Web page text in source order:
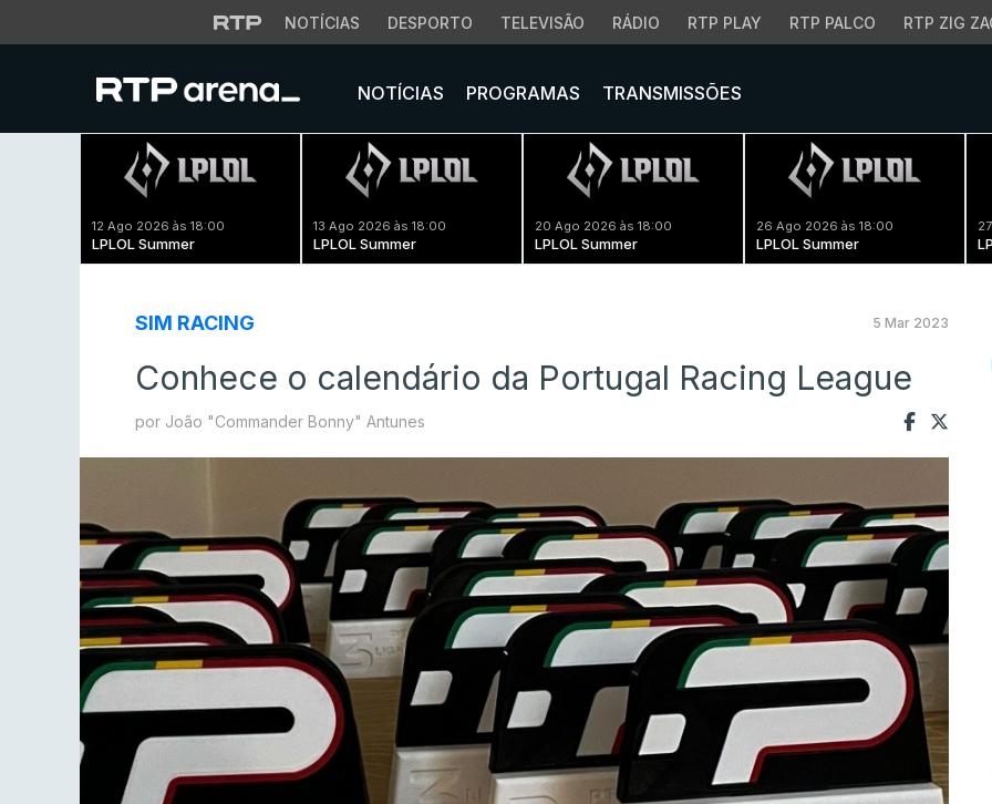
NOTÍCIAS DESPORTO TELEVISÃO RÁDIO RTP PLAY RTP PALCO RTP ZIG
NOTÍCIAS PROGRAMAS TRANSMISSÕES
12 Ago 2026 às 18:00
LPLOL Summer
13 Ago 2026 às 18:00
LPLOL Summer
20 Ago 2026 às 18:00
LPLOL Summer
26 Ago 2026 às 18:00
LPLOL Summer
SIM RACING 5 Mar 2023
Conhece o calendário da Portugal Racing League
por João "Commander Bonny" Antunes